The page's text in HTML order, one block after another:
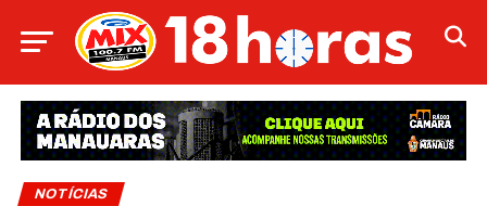
NOTÍCIAS